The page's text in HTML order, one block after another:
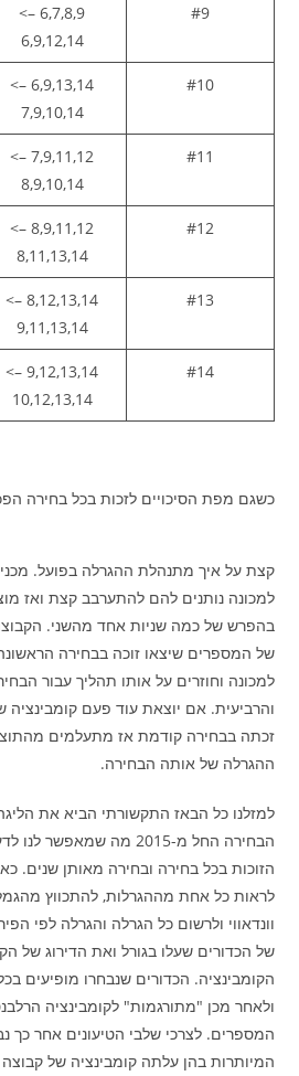
#9
6,7,8,9 –>
6,9,12,14
#10
6,9,13,14 –>
7,9,10,14
#11
7,9,11,12 –>
8,9,10,14
#12
8,9,11,12 –>
8,11,13,14
#13
8,12,13,14 –>
9,11,13,14
#14
9,12,13,14 –>
10,12,13,14
כשגם מפת הסיכויים לזכות בכל בחירה
למכונה נותנים להם להתערבב קצת ואז
בהפרש של כמה שניות אחד מהשני.
של המספרים שיצאו זוכה בבחירה
למכונה וחוזרים על אותו תהליך עבור
והרביעית. אם יוצאת עוד פעם
זכתה בבחירה קודמת אז מתעלמים
ההגרלה של אותה הבחירה.
למזלנו כל הבאז התקשורתי הביא את
הבחירה החל מ-2015 מה
הזוכות בכל בחירה ובחירה מאותן שנים.
לראות כל אחת מההגרלות, להתכווץ
וונדאווי ולרשום כל הגרלה והגרלה לפי
של הכדורים שעלו בגורל ואת הדירוג של
הקומבינציה. הכדורים שנבחרו מופיעים
ולאחר מכן "מתורגמות" לקומבינציה
המספרים. לצרכי שלבי הטיעונים אחר כך
המיותרות בהן עלתה קומבינציה של